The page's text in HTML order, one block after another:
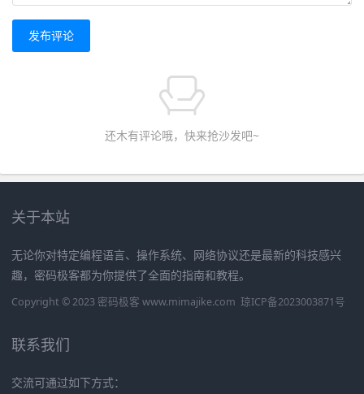
发布评论
还木有评论哦，快来抢沙发吧~
关于本站
无论你对特定编程语言、操作系统、网络协议还是最新的科技感兴
趣，密码极客都为你提供了全面的指南和教程。
Copyright © 2023 密码极客 www.mimajike.com 琼ICP备2023003871号
联系我们
交流可通过如下方式：